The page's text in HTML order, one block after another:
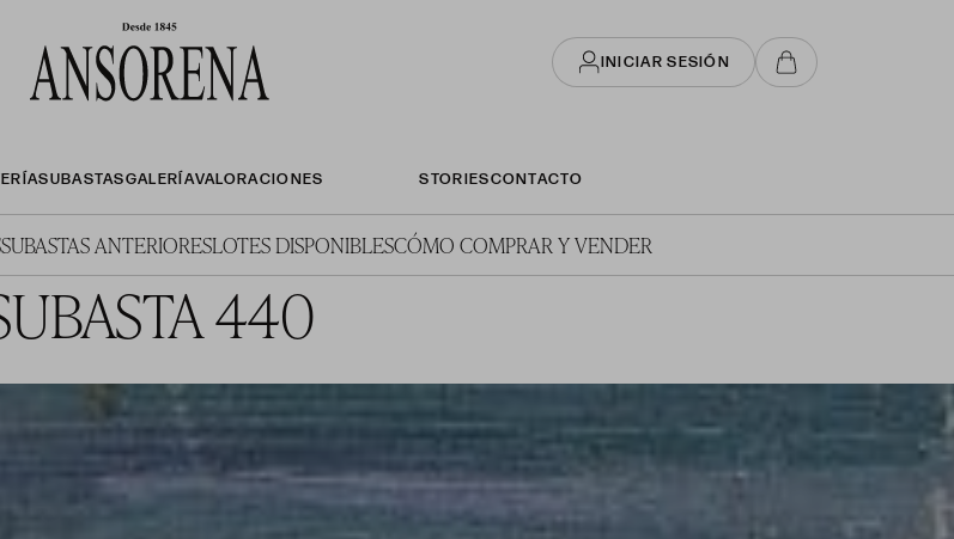
INICIAR SESIÓN
SUBASTASGALERÍAVALORACIONES STORIESCONTACTO
SUBASTAS ANTERIORESLOTES DISPONIBLESCÓMO COMPRAR Y VENDER
440